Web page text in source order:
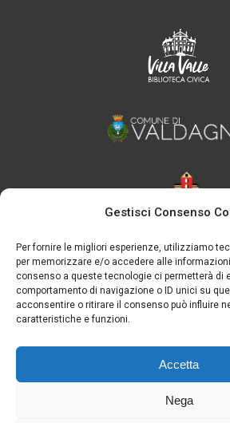
Gestisci Consenso
Per fornire le migliori esperienze, utilizziamo
per memorizzare e/o accedere alle informazioni
consenso a queste tecnologie ci permetterà di
comportamento di navigazione o ID unici su
acconsentire o ritirare il consenso può influire
caratteristiche e funzioni.
Accetta
Nega